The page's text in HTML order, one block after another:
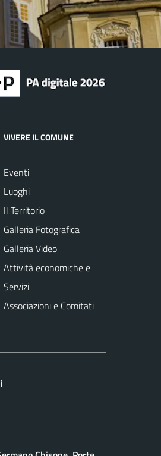
VIVERE IL COMUNE
Eventi
Luoghi
Il Territorio
Galleria Fotografica
Galleria Video
Attività economiche e
Servizi
Associazioni e Comitati